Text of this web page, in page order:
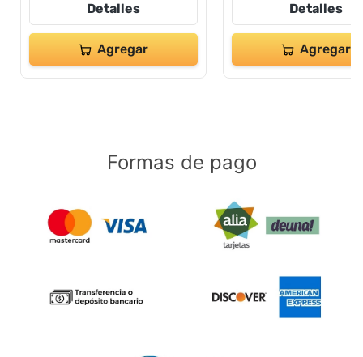
Detalles
Agregar
Detalles
Agregar
Formas de pago